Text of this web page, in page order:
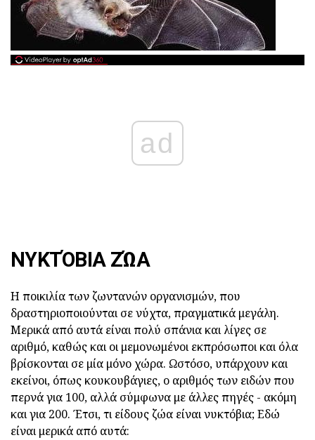
ad
ΝΥΚΤΌΒΙΑ ΖΏΑ
Η ποικιλία των ζωντανών οργανισμών, που
δραστηριοποιούνται σε νύχτα, πραγματικά μεγάλη.
Μερικά από αυτά είναι πολύ σπάνια και λίγες σε
αριθμό, καθώς και οι μεμονωμένοι εκπρόσωποι και όλα
βρίσκονται σε μία μόνο χώρα. Ωστόσο, υπάρχουν και
εκείνοι, όπως κουκουβάγιες, ο αριθμός των ειδών που
περνά για 100, αλλά σύμφωνα με άλλες πηγές - ακόμη
και για 200. Έτσι, τι είδους ζώα είναι νυκτόβια; Εδώ
είναι μερικά από αυτά: